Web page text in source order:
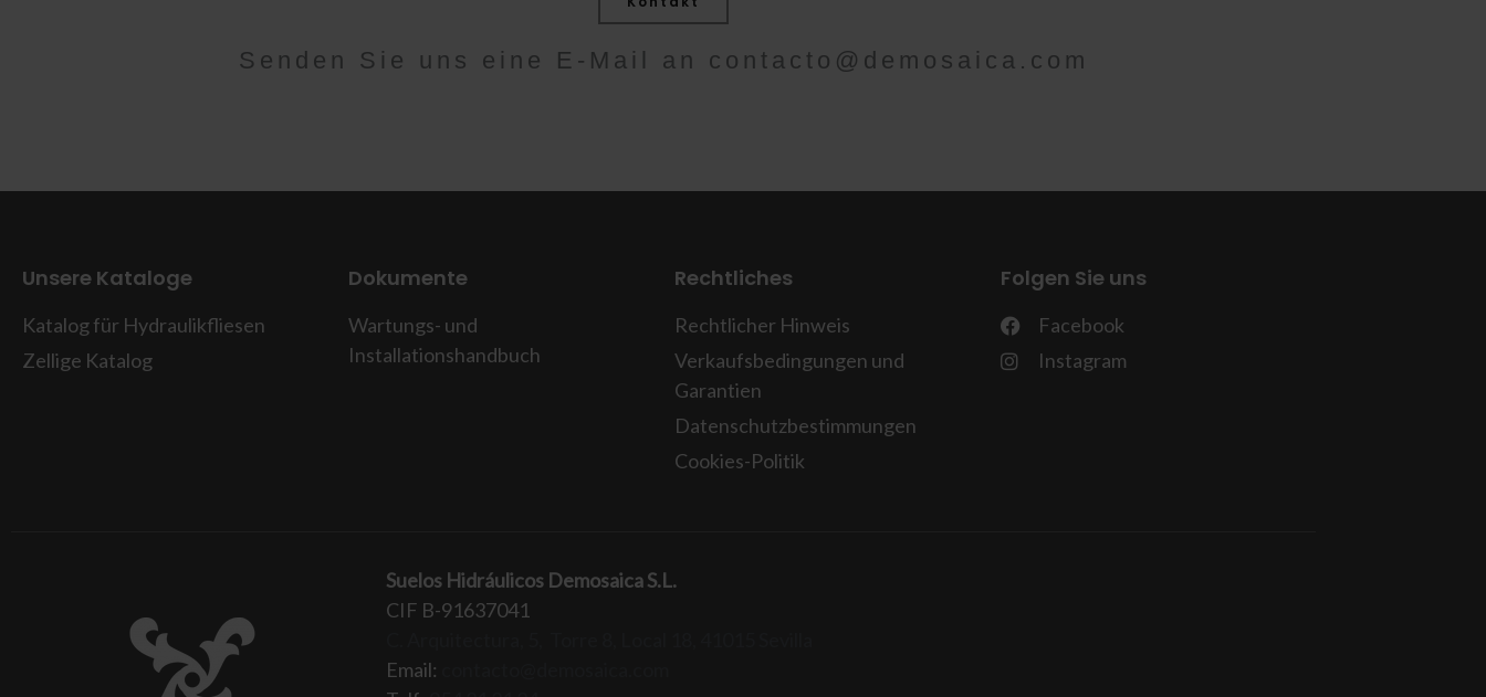
Senden Sie uns eine E-Mail an contacto@demosaica.com
Unsere Kataloge
Katalog für Hydraulikfliesen
Zellige Katalog
Dokumente
Wartungs- und
Installationshandbuch
Rechtliches
Rechtlicher Hinweis
Verkaufsbedingungen und
Garantien
Datenschutzbestimmungen
Cookies-Politik
Folgen Sie uns
Facebook
Instagram
Suelos Hidráulicos Demosaica S.L.
CIF B-91637041
Email: